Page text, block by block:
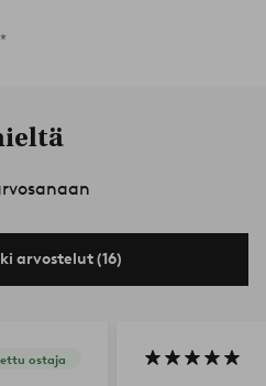
arvostelut (16)
ostaja